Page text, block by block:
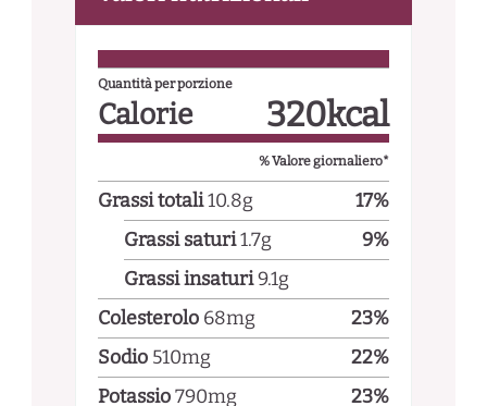
Quantità per porzione
Calorie 320kcal
% Valore giornaliero*
Grassi totali10.8g 17%
Grassi saturi1.7g 9%
Grassi insaturi9.1g
Colesterolo 68mg 23%
Sodio 510mg 22%
Potassio790mg 23%